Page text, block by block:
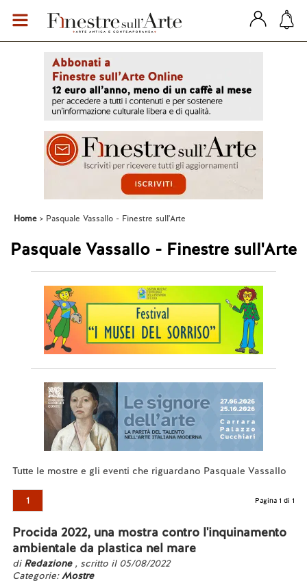
Home Pasquale Vassallo - Finestre sull'Arte
Pasquale Vassallo - Finestre sull'Arte
Tutte le mostre e gli eventi che riguardano Pasquale Vassallo
1 Pagina 1 di 1
Procida 2022, una mostra contro l'inquinamento
ambientale da plastica nel mare
di Redazione , scritto il 05/08/2022
Categorie:Mostre